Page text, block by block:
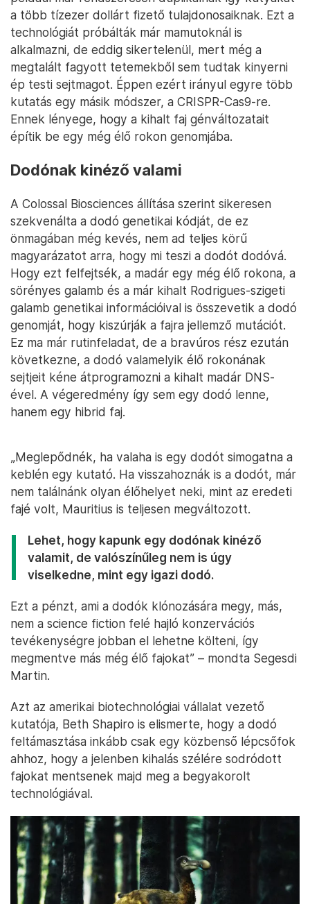
a több tízezer dollárt fizető tulajdonosaiknak. Ezt a
technológiát próbálták már mamutoknál is
alkalmazni, de eddig sikertelenül, mert még a
megtalált fagyott tetemekből sem tudtak kinyerni
ép testi sejtmagot. Éppen ezért irányul egyre több
kutatás egy másik módszer, a CRISPR-Cas9-re.
Ennek lényege, hogy a kihalt faj génváltozatait
építik be egy még élő rokon genomjába.
Dodónak kinéző valami
A Colossal Biosciences állítása szerint sikeresen
szekvenálta a dodó genetikai kódját, de ez
önmagában még kevés, nem ad teljes körű
magyarázatot arra, hogy mi teszi a dodót dodóvá.
Hogy ezt felfejtsék, a madár egy még élő rokona, a
sörényes galamb és a már kihalt Rodrigues-szigeti
galamb genetikai információival is összevetik a dodó
genomját, hogy kiszúrják a fajra jellemző mutációt.
Ez ma már rutinfeladat, de a bravúros rész ezután
következne, a dodó valamelyik élő rokonának
sejtjeit kéne átprogramozni a kihalt madár DNS-
ével. A végeredmény így sem egy dodó lenne,
hanem egy hibrid faj.
„Meglepődnék, ha valaha is egy dodót simogatna a
keblén egy kutató. Ha visszahoznák is a dodót, már
nem találnánk olyan élőhelyet neki, mint az eredeti
fajé volt, Mauritius is teljesen megváltozott.
Lehet, hogy kapunk egy dodónak kinéző
valamit, de valószínűleg nem is úgy
viselkedne, mint egy igazi dodó.
Ezt a pénzt, ami a dodók klónozására megy, más,
nem a science fiction felé hajló konzervációs
tevékenységre jobban el lehetne költeni, így
megmentve más még élő fajokat” – mondta Segesdi
Martin.
Azt az amerikai biotechnológiai vállalat vezető
kutatója, Beth Shapiro is elismerte, hogy a dodó
feltámasztása inkább csak egy közbenső lépcsőfok
ahhoz, hogy a jelenben kihalás szélére sodródott
fajokat mentsenek majd meg a begyakorolt
technológiával.